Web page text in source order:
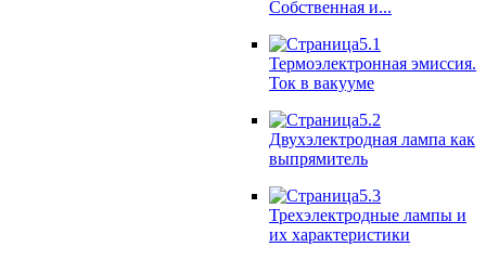
Собственная и...
5.1
Термоэлектронная эмиссия.
Ток в вакууме
5.2
Двухэлектродная лампа как
выпрямитель
5.3
Трехэлектродные лампы и
их характеристики